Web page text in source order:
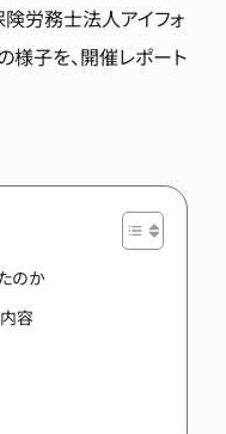
険労務士法人アイフォ
様子を、開催レポート
のか
容